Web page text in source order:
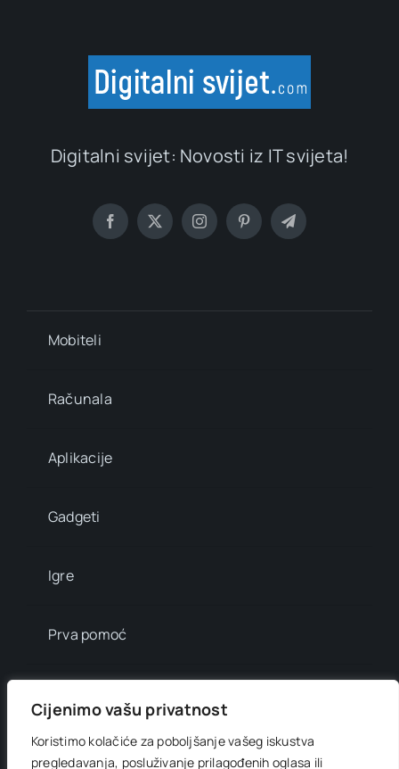
Cijenimo vašu privatnost
Koristimo kolačiće za poboljšanje vašeg iskustva
pregledavanja, posluživanje prilagođenih oglasa ili
Digitalni svijet: Novosti iz IT svijeta!
Mobiteli
Računala
Aplikacije
Gadgeti
Igre
Prva pomoć
Info brojevi